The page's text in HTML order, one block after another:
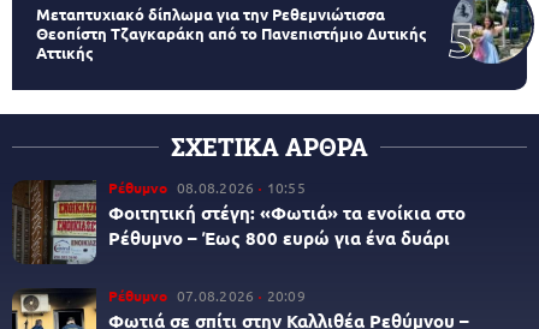
Μεταπτυχιακό δίπλωμα για την Ρεθεμνιώτισσα
Θεοπίστη Τζαγκαράκη από το Πανεπιστήμιο Δυτικής
Αττικής
ΣΧΕΤΙΚΑ ΑΡΘΡΑ
Ρέθυμνο 08.08.2026 10:55
Φοιτητική στέγη: «Φωτιά» τα ενοίκια στο
Ρέθυμνο – Έως 800 ευρώ για ένα δυάρι
Ρέθυμνο 07.08.2026 20:09
Φωτιά σε σπίτι στην Καλλιθέα Ρεθύμνου –